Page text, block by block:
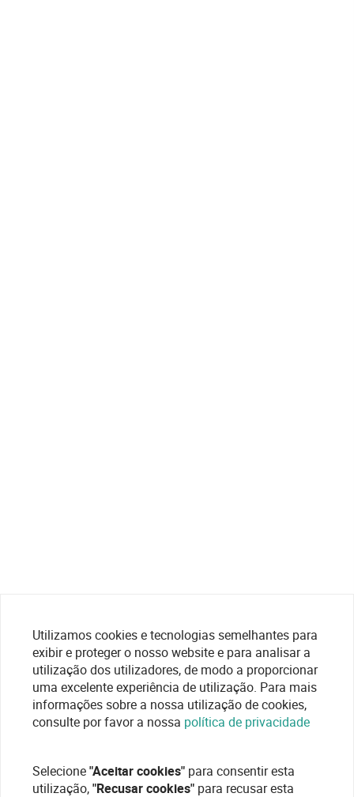
Utilizamos cookies e tecnologias semelhantes para
exibir e proteger o nosso website e para analisar a
utilização dos utilizadores, de modo a proporcionar
uma excelente experiência de utilização. Para mais
informações sobre a nossa utilização de cookies,
consulte por favor a nossa política de privacidade
Selecione"Aceitar cookies" para consentir esta
utilização,"Recusar cookies" para recusar esta